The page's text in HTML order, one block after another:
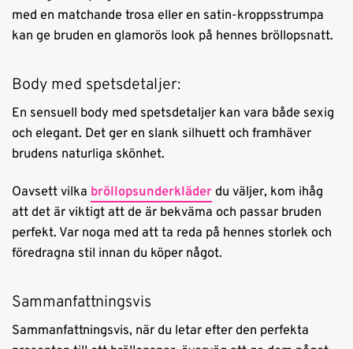
med en matchande trosa eller en satin-kroppsstrumpa
kan ge bruden en glamorös look på hennes bröllopsnatt.
Body med spetsdetaljer:
En sensuell body med spetsdetaljer kan vara både sexig
och elegant. Det ger en slank silhuett och framhäver
brudens naturliga skönhet.
Oavsett vilka bröllopsunderkläderdu väljer, kom ihåg
att det är viktigt att de är bekväma och passar bruden
perfekt. Var noga med att ta reda på hennes storlek och
föredragna stil innan du köper något.
Sammanfattningsvis
Sammanfattningsvis, när du letar efter den perfekta